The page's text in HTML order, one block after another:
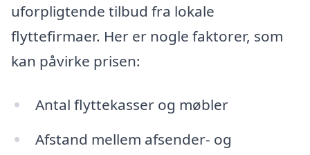
uforpligtende tilbud fra lokale
flyttefirmaer. Her er nogle faktorer, som
kan påvirke prisen:
Antal flyttekasser og møbler
Afstand mellem afsender- og